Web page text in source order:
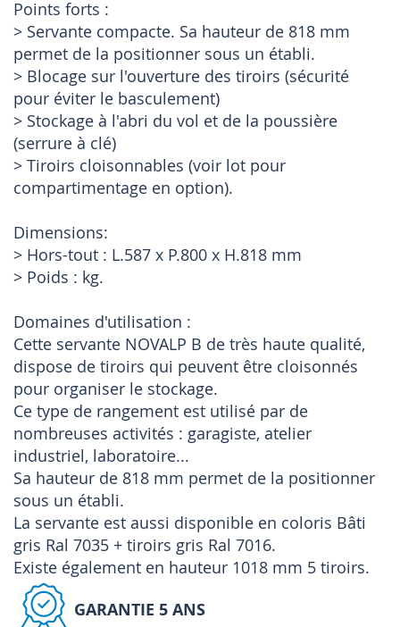
Points forts :
> Servante compacte. Sa hauteur de 818 mm
permet de la positionner sous un établi.
> Blocage sur l'ouverture des tiroirs (sécurité
pour éviter le basculement)
> Stockage à l'abri du vol et de la poussière
(serrure à clé)
> Tiroirs cloisonnables (voir lot pour
compartimentage en option).
Dimensions:
> Hors-tout : L.587 x P.800 x H.818 mm
> Poids : kg.
Domaines d'utilisation :
Cette servante NOVALP B de très haute qualité,
dispose de tiroirs qui peuvent être cloisonnés
pour organiser le stockage.
Ce type de rangement est utilisé par de
nombreuses activités : garagiste, atelier
industriel, laboratoire...
Sa hauteur de 818 mm permet de la positionner
sous un établi.
La servante est aussi disponible en coloris Bâti
gris Ral 7035 + tiroirs gris Ral 7016.
Existe également en hauteur 1018 mm 5 tiroirs.
GARANTIE 5 ANS